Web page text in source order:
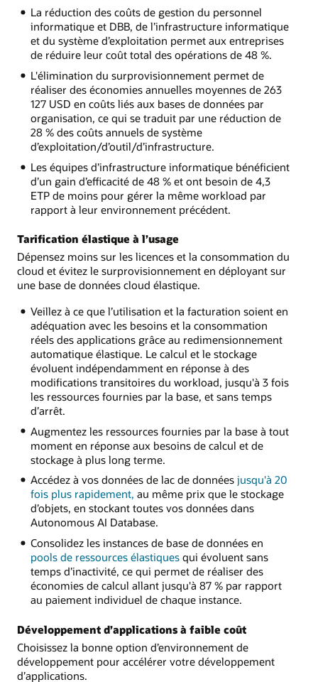
La réduction des coûts de gestion du personnel
informatique et DBB, de l’infrastructure informatique
et du système d’exploitation permet aux entreprises
de réduire leur coût total des opérations de 48 %.
L'élimination du surprovisionnement permet de
réaliser des économies annuelles moyennes de 263
127 USD en coûts liés aux bases de données par
organisation, ce qui se traduit par une réduction de
28 % des coûts annuels de système
d’exploitation/d’outil/d’infrastructure.
Les équipes d’infrastructure informatique bénéficient
d’un gain d’efficacité de 48 % et ont besoin de 4,3
ETP de moins pour gérer la même workload par
rapport à leur environnement précédent.
Tarification élastique à l’usage
Dépensez moins sur les licences et la consommation du
cloud et évitez le surprovisionnement en déployant sur
une base de données cloud élastique.
Veillez à ce que l’utilisation et la facturation soient en
adéquation avec les besoins et la consommation
réels des applications grâce au redimensionnement
automatique élastique. Le calcul et le stockage
évoluent indépendamment en réponse à des
modifications transitoires du workload, jusqu'à 3 fois
les ressources fournies par la base, et sans temps
d’arrêt.
Augmentez les ressources fournies par la base à tout
moment en réponse aux besoins de calcul et de
stockage à plus long terme.
Accédez à vos données de lac de données jusqu'à 20
fois plus rapidement, au même prix que le stockage
d’objets, en stockant toutes vos données dans
Autonomous AI Database.
Consolidez les instances de base de données en
pools de ressources élastiquesqui évoluent sans
temps d’inactivité, ce qui permet de réaliser des
économies de calcul allant jusqu'à 87 % par rapport
au paiement individuel de chaque instance.
Développement d’applications à faible coût
Choisissez la bonne option d’environnement de
développement pour accélérer votre développement
d’applications.